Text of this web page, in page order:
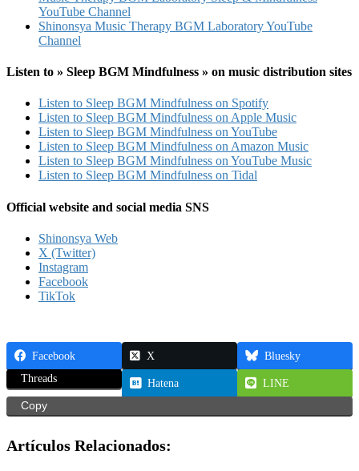
YouTube Channel
Shinonsya Music Therapy BGM Laboratory YouTube
Channel
Listen to » Sleep BGM Mindfulness » on music distribution sites
Listen to Sleep BGM Mindfulness on Spotify
Listen to Sleep BGM Mindfulness on Apple Music
Listen to Sleep BGM Mindfulness on YouTube
Listen to Sleep BGM Mindfulness on Amazon Music
Listen to Sleep BGM Mindfulness on YouTube Music
Listen to Sleep BGM Mindfulness on Tidal
Official website and social media SNS
Shinonsya Web
X (Twitter)
Instagram
Facebook
TikTok
Facebook X
Bluesky
Threads
Hatena
LINE
Copy
Artículos Relacionados: